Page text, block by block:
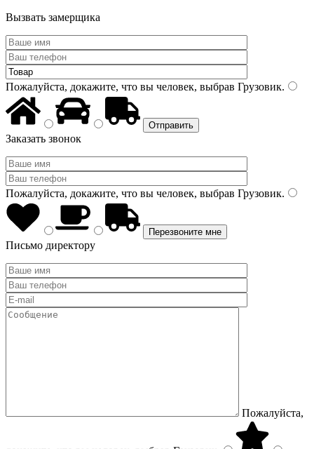
Вызвать замерщика
Пожалуйста, докажите, что вы человек, выбрав Грузовик.
Заказать звонок
Пожалуйста, докажите, что вы человек, выбрав Грузовик.
Письмо директору
Пожалуйста,